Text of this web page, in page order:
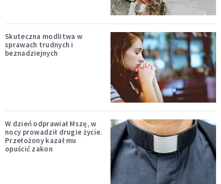
Skuteczna modlitwa w
sprawach trudnych i
beznadziejnych
W dzień odprawiał Mszę, w
nocy prowadził drugie życie.
Przełożony kazał mu
opuścić zakon